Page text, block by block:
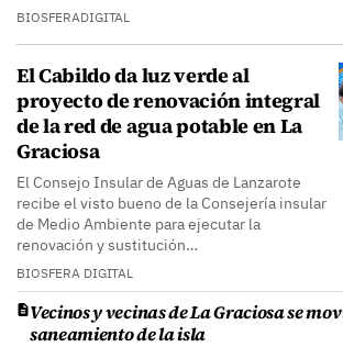
BIOSFERADIGITAL
El Cabildo da luz verde al
proyecto de renovación integral
de la red de agua potable en La
Graciosa
El Consejo Insular de Aguas de Lanzarote
recibe el visto bueno de la Consejería insular
de Medio Ambiente para ejecutar la
renovación y sustitución…
BIOSFERA DIGITAL
Vecinos y vecinas de La Graciosa se
saneamiento de la isla